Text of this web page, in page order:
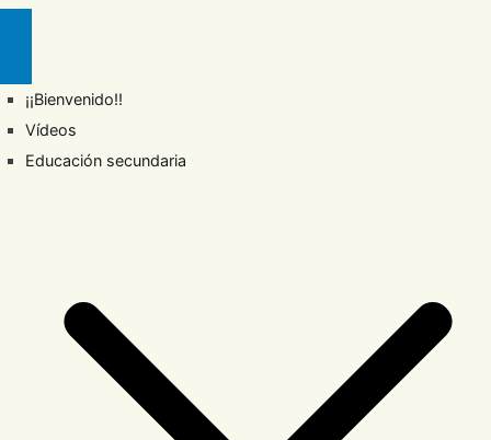
¡¡Bienvenido!!
Vídeos
Educación secundaria